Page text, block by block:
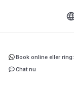
Book online eller ring:
Chat nu